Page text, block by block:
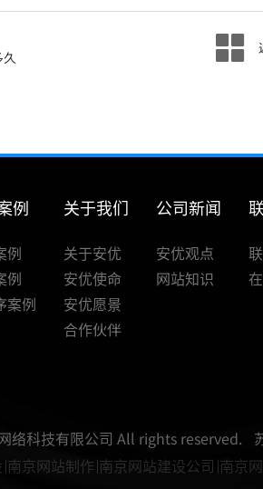
例
例
例
案例
关于我们
关于安优
安优使命
安优愿景
合作伙伴
公司新闻
安优观点
网站知识
络科技有限公司 All rights reserved.
南京网站制作 南京网站建设公司 南京